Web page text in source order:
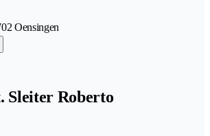
Oensingen
Sleiter Roberto